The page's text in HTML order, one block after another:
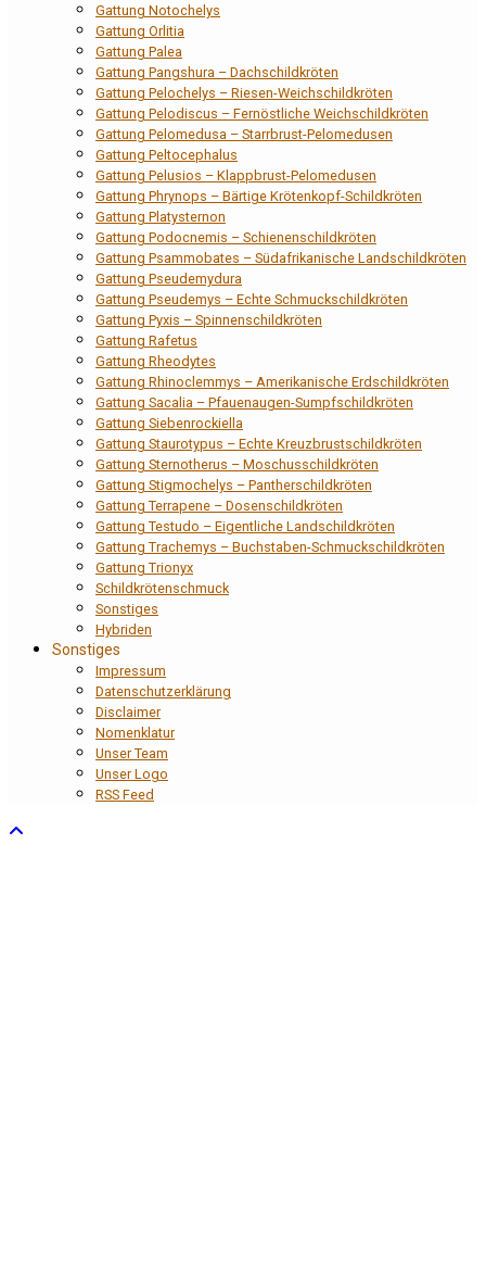
Gattung Notochelys
Gattung Orlitia
Gattung Palea
Gattung Pangshura – Dachschildkröten
Gattung Pelochelys – Riesen-Weichschildkröten
Gattung Pelodiscus – Fernöstliche Weichschildkröten
Gattung Pelomedusa – Starrbrust-Pelomedusen
Gattung Peltocephalus
Gattung Pelusios – Klappbrust-Pelomedusen
Gattung Phrynops – Bärtige Krötenkopf-Schildkröten
Gattung Platysternon
Gattung Podocnemis – Schienenschildkröten
Gattung Psammobates – Südafrikanische Landschildkröten
Gattung Pseudemydura
Gattung Pseudemys – Echte Schmuckschildkröten
Gattung Pyxis – Spinnenschildkröten
Gattung Rafetus
Gattung Rheodytes
Gattung Rhinoclemmys – Amerikanische Erdschildkröten
Gattung Sacalia – Pfauenaugen-Sumpfschildkröten
Gattung Siebenrockiella
Gattung Staurotypus – Echte Kreuzbrustschildkröten
Gattung Sternotherus – Moschusschildkröten
Gattung Stigmochelys – Pantherschildkröten
Gattung Terrapene – Dosenschildkröten
Gattung Testudo – Eigentliche Landschildkröten
Gattung Trachemys – Buchstaben-Schmuckschildkröten
Gattung Trionyx
Schildkrötenschmuck
Sonstiges
Hybriden
Sonstiges
Impressum
Datenschutzerklärung
Disclaimer
Nomenklatur
Unser Team
Unser Logo
RSS Feed